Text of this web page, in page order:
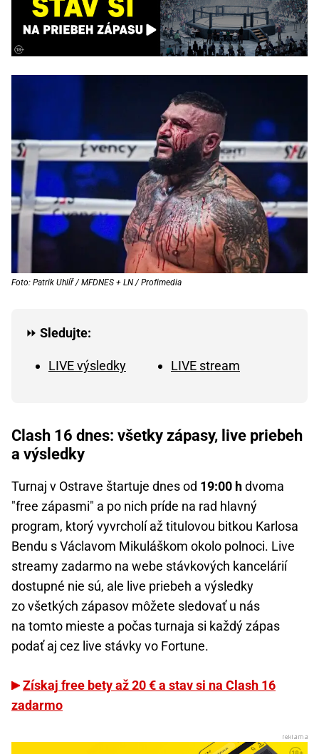
Foto: Patrik Uhlíř / MFDNES + LN / Profimedia
⏩ Sledujte:
LIVE výsledky LIVE stream
Clash 16 dnes: všetky zápasy, live priebeh
a výsledky
Turnaj v Ostrave štartuje dnes od 19:00 hdvoma
"free zápasmi" a po nich príde na rad hlavný
program, ktorý vyvrcholí až titulovou bitkou Karlosa
Bendu s Václavom Mikuláškom okolo polnoci. Live
streamy zadarmo na webe stávkových kancelárií
dostupné nie sú, ale live priebeh a výsledky
zo všetkých zápasov môžete sledovať u nás
na tomto mieste a počas turnaja si každý zápas
podať aj cez live stávky vo Fortune.
Získaj free bety až 20 € a stav si na Clash 16
zadarmo